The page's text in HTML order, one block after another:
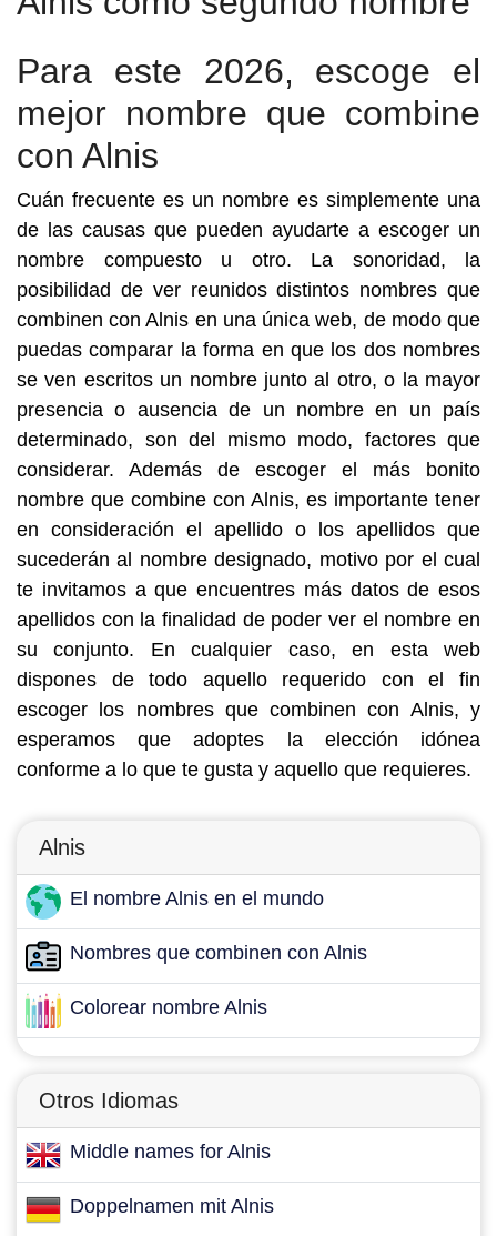
Para este 2026, escoge el
mejor nombre que combine
con Alnis
Cuán frecuente es un nombre es simplemente una
de las causas que pueden ayudarte a escoger un
nombre compuesto u otro. La sonoridad, la
posibilidad de ver reunidos distintos nombres que
combinen con Alnis en una única web, de modo que
puedas comparar la forma en que los dos nombres
se ven escritos un nombre junto al otro, o la mayor
presencia o ausencia de un nombre en un país
determinado, son del mismo modo, factores que
considerar. Además de escoger el más bonito
nombre que combine con Alnis, es importante tener
en consideración el apellido o los apellidos que
sucederán al nombre designado, motivo por el cual
te invitamos a que encuentres más datos de esos
apellidos con la finalidad de poder ver el nombre en
su conjunto. En cualquier caso, en esta web
dispones de todo aquello requerido con el fin
escoger los nombres que combinen con Alnis, y
esperamos que adoptes la elección idónea
conforme a lo que te gusta y aquello que requieres.
Alnis
El nombre Alnis en el mundo
Nombres que combinen con Alnis
Colorear nombre Alnis
Otros Idiomas
Middle names for Alnis
Doppelnamen mit Alnis